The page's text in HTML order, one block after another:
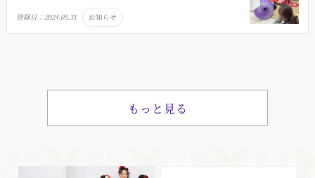
登録日： 2024.05.31 お知らせ
もっと見る